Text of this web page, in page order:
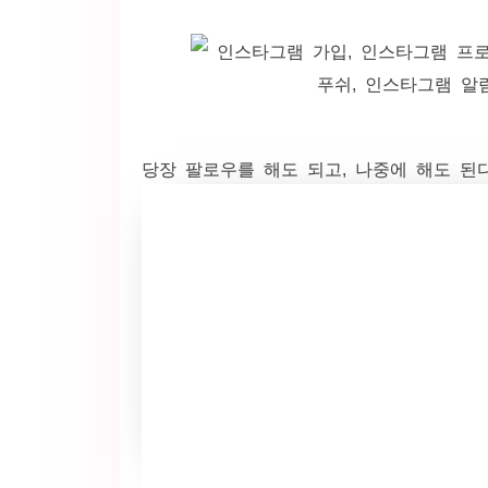
당장 팔로우를 해도 되고, 나중에 해도 된